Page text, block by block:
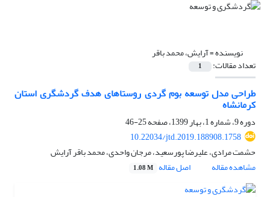
نویسنده =آرایش، محمد باقر
تعداد مقالات: 1
طراحی مدل توسعه بوم گردی روستاهای هدف گردشگری استان
کرمانشاه
دوره 9، شماره 1، بهار 1399، صفحه
25-46
10.22034/jtd.2019.188908.1758
حشمت مرادی، علیرضا پورسعید، مرجان واحدی، محمد باقر آرایش
مشاهده مقاله
اصل مقاله 1.08 M